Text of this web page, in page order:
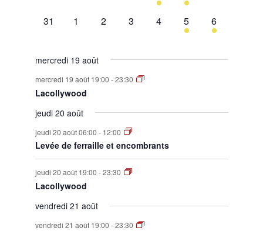
évènement,évènement,évènement,
0
31
0
1
0
2
0
3
0
évènement,
4
1
évènement,
5
1
évènement,
6
mercredi 19 août
mercredi 19 août 19:00 -23:30
Lacollywood
jeudi 20 août
jeudi 20 août 06:00 - 12:00
Levée de ferraille et encombrants
jeudi 20 août 19:00 -23:30
Lacollywood
vendredi 21 août
vendredi 21 août 19:00 -23:30